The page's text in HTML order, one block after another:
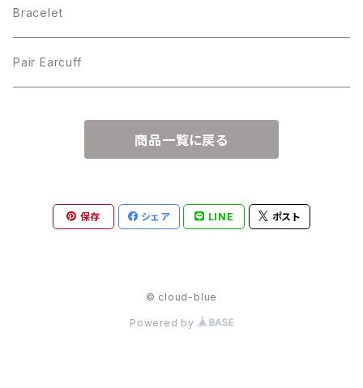
Bracelet
Pair Earcuff
商品一覧に戻る
保存 シェア LINE ポスト
© cloud-blue
Powered by